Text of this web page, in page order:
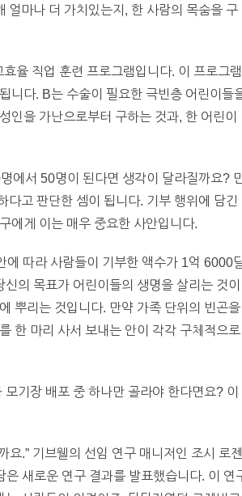
얼마나 더 가치있는지, 한 사람의 목숨을 구
율 직업 훈련 프로그램입니다. 이 프로그램
니다. B는 수술이 필요한 극빈층 어린이들
을 가난으로부터 구하는 것과, 한 어린이
에서 50명이 된다면 생각이 달라질까요?
고 판단한 셈이 됩니다. 기부 행위에 담긴
에게 이는 매우 중요한 사안입니다.
에 따라 사람들이 기부한 액수가 1억 6000
의 목표가 어린이들의 생명을 살리는 것이
뿌리는 것입니다. 만약 가족 단위의 빈곤을
한 마리 사서 보내는 안이 각각 구체적으로
기장 배포 중 하나만 골라야 한다면요? 이
.” 기브웰의 선임 연구 매니저인 조시 로젠
은 새로운 연구 결과를 발표했습니다. 이 연